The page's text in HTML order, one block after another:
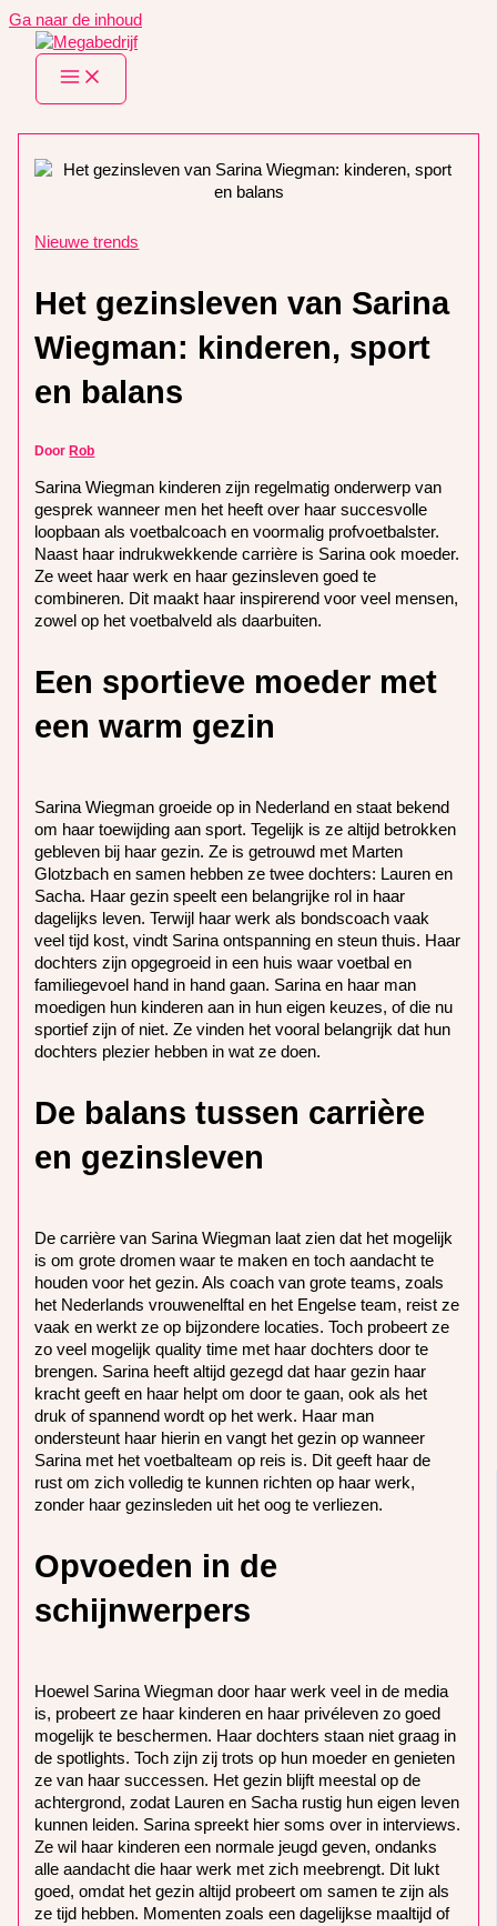
Ga naar de inhoud
Nieuwe trends
Het gezinsleven van Sarina
Wiegman: kinderen, sport
en balans
DoorRob
Sarina Wiegman kinderen zijn regelmatig onderwerp van
gesprek wanneer men het heeft over haar succesvolle
loopbaan als voetbalcoach en voormalig profvoetbalster.
Naast haar indrukwekkende carrière is Sarina ook moeder.
Ze weet haar werk en haar gezinsleven goed te
combineren. Dit maakt haar inspirerend voor veel mensen,
zowel op het voetbalveld als daarbuiten.
Een sportieve moeder met
een warm gezin
Sarina Wiegman groeide op in Nederland en staat bekend
om haar toewijding aan sport. Tegelijk is ze altijd betrokken
gebleven bij haar gezin. Ze is getrouwd met Marten
Glotzbach en samen hebben ze twee dochters: Lauren en
Sacha. Haar gezin speelt een belangrijke rol in haar
dagelijks leven. Terwijl haar werk als bondscoach vaak
veel tijd kost, vindt Sarina ontspanning en steun thuis. Haar
dochters zijn opgegroeid in een huis waar voetbal en
familiegevoel hand in hand gaan. Sarina en haar man
moedigen hun kinderen aan in hun eigen keuzes, of die nu
sportief zijn of niet. Ze vinden het vooral belangrijk dat hun
dochters plezier hebben in wat ze doen.
De balans tussen carrière
en gezinsleven
De carrière van Sarina Wiegman laat zien dat het mogelijk
is om grote dromen waar te maken en toch aandacht te
houden voor het gezin. Als coach van grote teams, zoals
het Nederlands vrouwenelftal en het Engelse team, reist ze
vaak en werkt ze op bijzondere locaties. Toch probeert ze
zo veel mogelijk quality time met haar dochters door te
brengen. Sarina heeft altijd gezegd dat haar gezin haar
kracht geeft en haar helpt om door te gaan, ook als het
druk of spannend wordt op het werk. Haar man
ondersteunt haar hierin en vangt het gezin op wanneer
Sarina met het voetbalteam op reis is. Dit geeft haar de
rust om zich volledig te kunnen richten op haar werk,
zonder haar gezinsleden uit het oog te verliezen.
Opvoeden in de
schijnwerpers
Hoewel Sarina Wiegman door haar werk veel in de media
is, probeert ze haar kinderen en haar privéleven zo goed
mogelijk te beschermen. Haar dochters staan niet graag in
de spotlights. Toch zijn zij trots op hun moeder en genieten
ze van haar successen. Het gezin blijft meestal op de
achtergrond, zodat Lauren en Sacha rustig hun eigen leven
kunnen leiden. Sarina spreekt hier soms over in interviews.
Ze wil haar kinderen een normale jeugd geven, ondanks
alle aandacht die haar werk met zich meebrengt. Dit lukt
goed, omdat het gezin altijd probeert om samen te zijn als
ze tijd hebben. Momenten zoals een dagelijkse maaltijd of